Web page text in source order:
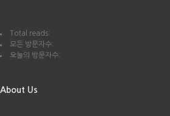
Total reads:
모든 방문자수:
오늘의 방문자수:
About Us